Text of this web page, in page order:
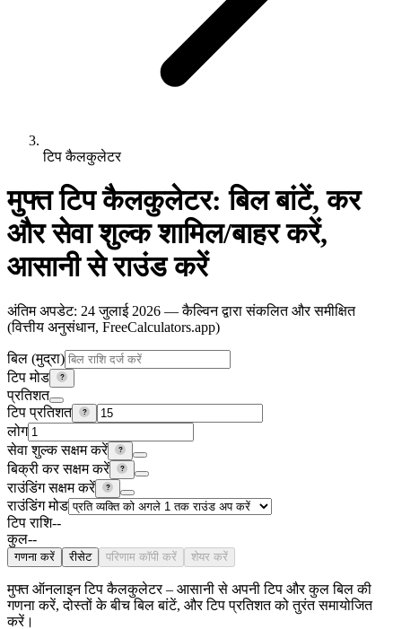
टिप कैलकुलेटर
मुफ्त टिप कैलकुलेटर: बिल बांटें, कर
और सेवा शुल्क शामिल/बाहर करें,
आसानी से राउंड करें
अंतिम अपडेट: 24 जुलाई 2026 — कैल्विन द्वारा संकलित और समीक्षित
(वित्तीय अनुसंधान, FreeCalculators.app)
बिल (मुद्रा)
टिप मोड
?
प्रतिशत
टिप प्रतिशत
?
लोग
सेवा शुल्क सक्षम करें
?
बिक्री कर सक्षम करें ?
राउंडिंग सक्षम करें ?
राउंडिंग मोड
टिप राशि--
कुल--
गणना करें रीसेट परिणाम कॉपी करें शेयर करें
मुफ्त ऑनलाइन टिप कैलकुलेटर – आसानी से अपनी टिप और कुल बिल की
गणना करें, दोस्तों के बीच बिल बांटें, और टिप प्रतिशत को तुरंत समायोजित
करें।